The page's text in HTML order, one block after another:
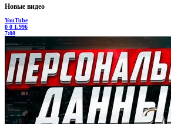
Новые видео
YouTube
0 0 1.996
7:08